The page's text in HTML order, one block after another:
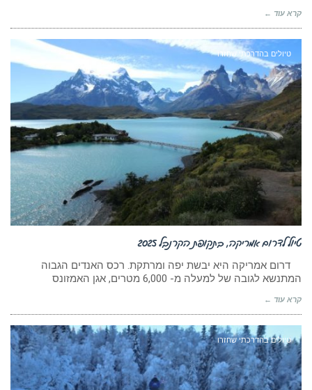
קרא עוד ←
טיולים בהדרכתי שחזרו
טיול לדרום אמריקה, בתקופת הקרנבל 2025
דרום אמריקה היא יבשת יפה ומרתקת. רכס האנדים הגבוה
המתנשא לגובה של למעלה מ- 6,000 מטרים, אגן האמזונס
קרא עוד ←
טיולים בהדרכתי שחזרו